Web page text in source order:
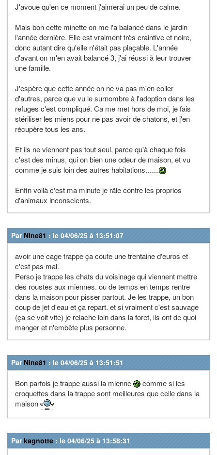
J'avoue qu'en ce moment j'aimerai un peu de calme.
Mais bon cette minette on me l'a balancé dans le jardin
l'année dernière. Elle est vraiment très craintive et noire,
donc autant dire qu'elle n'était pas plaçable. L'année
d'avant on m'en avait balancé 3, j'ai réussi à leur trouver
une famille.
J'espère que cette année on ne va pas m'en coller
d'autres, parce que vu le surnombre à l'adoption dans les
refuges c'est compliqué. Ca me met hors de moi, je fais
stériliser les miens pour ne pas avoir de chatons, et j'en
récupère tous les ans.
Et ils ne viennent pas tout seul, parce qu'à chaque fois
c'est des minus, qui on bien une odeur de maison, et vu
comme je suis loin des autres habitations.......
Enfin voilà c'est ma minute je râle contre les proprios
d'animaux inconscients.
Par Nine81 : le 04/06/25 à 13:51:07
avoir une cage trappe ça coute une trentaine d'euros et
c'est pas mal.
Perso je trappe les chats du voisinage qui viennent mettre
des roustes aux miennes. ou de temps en temps rentre
dans la maison pour pisser partout. Je les trappe, un bon
coup de jet d'eau et ça repart. et si vraiment c'est sauvage
(ça se voit vite) je relache loin dans la foret, ils ont de quoi
manger et n'embête plus personne.
Par Nine81 : le 04/06/25 à 13:51:51
Bon parfois je trappe aussi la mienne
comme si les
croquettes dans la trappe sont meilleures que celle dans la
maison
Parkagnotte : le 04/06/25 à 13:58:31